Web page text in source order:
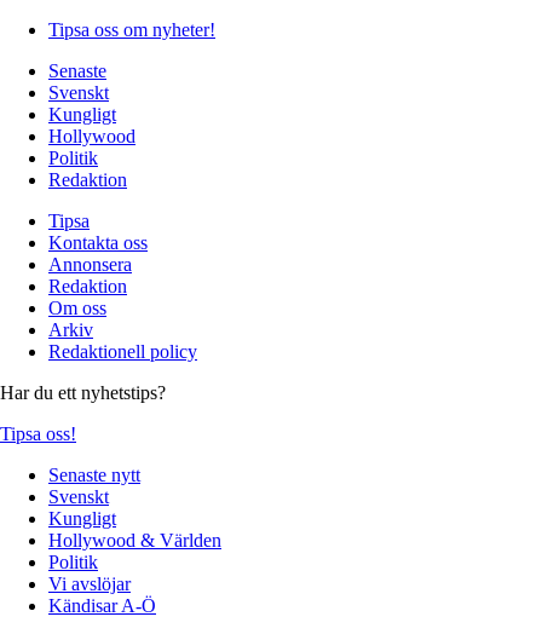
Tipsa oss om nyheter!
Senaste
Svenskt
Kungligt
Hollywood
Politik
Redaktion
Tipsa
Kontakta oss
Annonsera
Redaktion
Om oss
Arkiv
Redaktionell policy
Har du ett nyhetstips?
Tipsa oss!
Senaste nytt
Svenskt
Kungligt
Hollywood & Världen
Politik
Vi avslöjar
Kändisar A-Ö